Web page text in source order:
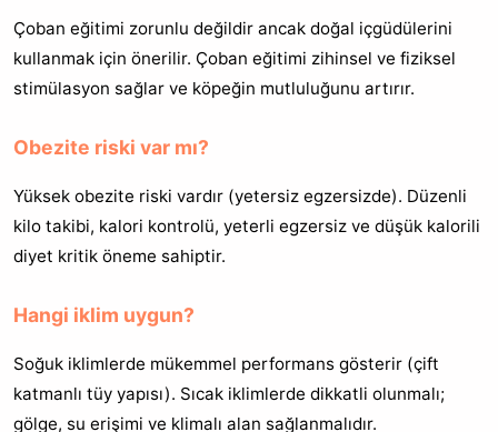
Çoban eğitimi zorunlu değildir ancak doğal içgüdülerini
kullanmak için önerilir. Çoban eğitimi zihinsel ve fiziksel
stimülasyon sağlar ve köpeğin mutluluğunu artırır.
Obezite riski var mı?
Yüksek obezite riski vardır (yetersiz egzersizde). Düzenli
kilo takibi, kalori kontrolü, yeterli egzersiz ve düşük kalorili
diyet kritik öneme sahiptir.
Hangi iklim uygun?
Soğuk iklimlerde mükemmel performans gösterir (çift
katmanlı tüy yapısı). Sıcak iklimlerde dikkatli olunmalı;
gölge, su erişimi ve klimalı alan sağlanmalıdır.